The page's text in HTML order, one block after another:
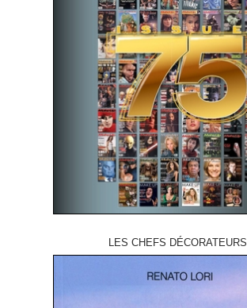
LES CHEFS DÉCORATEURS